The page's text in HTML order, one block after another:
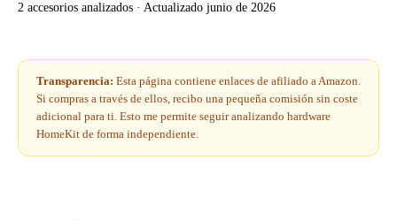
2 accesorios analizados · Actualizado junio de 2026
Transparencia: Esta página contiene enlaces de afiliado a Amazon.
Si compras a través de ellos, recibo una pequeña comisión sin coste
adicional para ti. Esto me permite seguir analizando hardware
HomeKit de forma independiente.